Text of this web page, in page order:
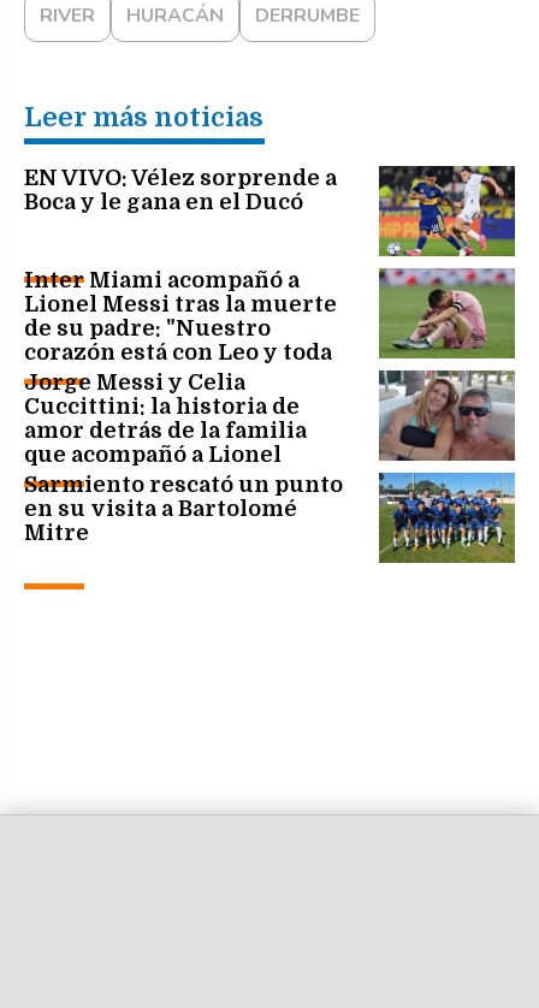
RIVER HURACÁN DERRUMBE
Leer más noticias
EN VIVO: Vélez sorprende a
Boca y le gana en el Ducó
Inter Miami acompañó a
Lionel Messi tras la muerte
de su padre: "Nuestro
corazón está con Leo y toda
su familia"
Jorge Messi y Celia
Cuccittini: la historia de
amor detrás de la familia
que acompañó a Lionel
Messi
Sarmiento rescató un punto
en su visita a Bartolomé
Mitre